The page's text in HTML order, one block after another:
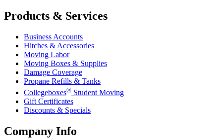
Products & Services
Business Accounts
Hitches & Accessories
Moving Labor
Moving Boxes & Supplies
Damage Coverage
Propane Refills & Tanks
Collegeboxes® Student Moving
Gift Certificates
Discounts & Specials
Company Info